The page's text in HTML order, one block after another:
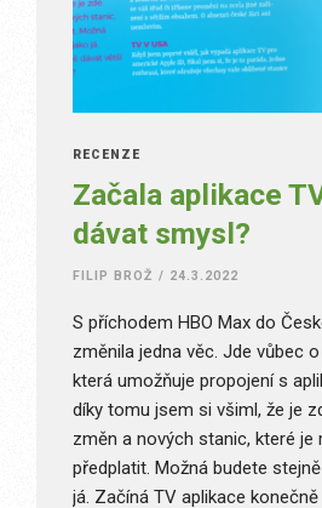
RECENZE
Začala aplikace
dávat smysl?
FILIP BROŽ / 24.3.2022
S příchodem HBO Max do
změnila jedna věc. Jde vůbec
která umožňuje propojení s
díky tomu jsem si všiml, že je
změn a nových stanic, které je
předplatit. Možná budete
já. Začíná TV aplikace